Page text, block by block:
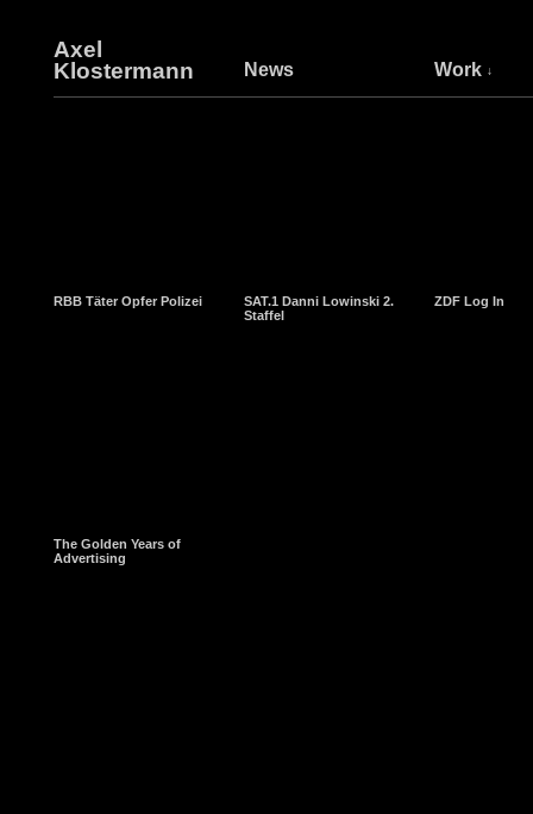
Axel
Klostermann
News Work
RBB Täter Opfer Polizei
SAT.1 Danni Lowinski 2.
Staffel
ZDF Log In
The Golden Years of
Advertising